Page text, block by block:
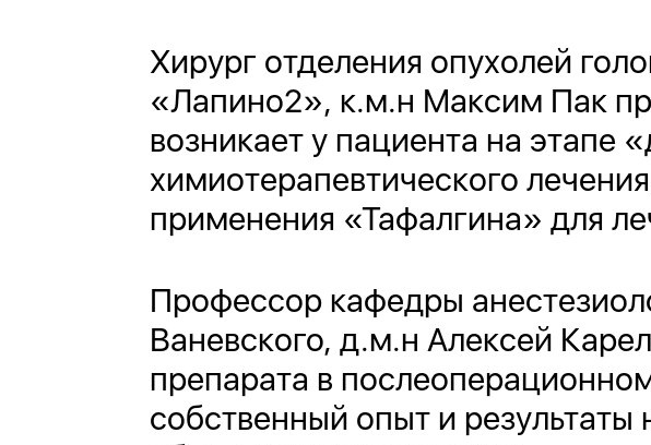
Хирург отделения опухолей
«Лапино2», к.м.н Максим Пак
возникает у пациента на этапе
химиотерапевтического
применения «Тафалгина» для
Профессор кафедры
Ваневского, д.м.н Алексей
препарата в
собственный опыт и